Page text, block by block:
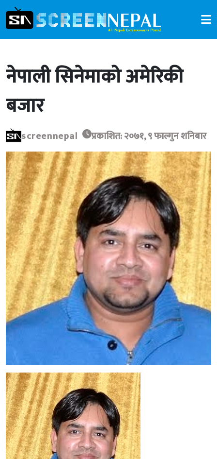
नेपाली सिनेमाको अमेरिकी
बजार
screennepal प्रकाशित: २०७१, ९ फाल्गुन शनिबार